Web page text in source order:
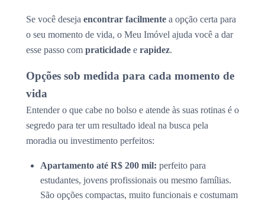
Se você deseja encontrar facilmente a opção certa para
o seu momento de vida, o Meu Imóvel ajuda você a dar
esse passo com praticidade e rapidez.
Opções sob medida para cada momento de
vida
Entender o que cabe no bolso e atende às suas rotinas é o
segredo para ter um resultado ideal na busca pela
moradia ou investimento perfeitos:
Apartamento até R$ 200 mil: perfeito para
estudantes, jovens profissionais ou mesmo famílias.
São opções compactas, muito funcionais e costumam